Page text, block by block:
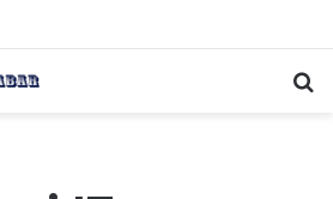
untuk Kesehatan Optimal